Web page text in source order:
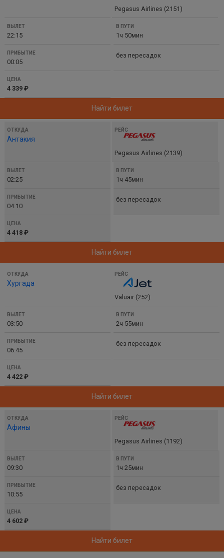
Pegasus Airlines (2151)
22:15 1ч 50мин
00:05
без пересадок
4 339 ₽
Найти билет
Антакия
Pegasus Airlines (2139)
02:25 1ч 45мин
04:10
без пересадок
4 418 ₽
Найти билет
Хургада
Valuair (252)
03:50 2ч 55мин
06:45
без пересадок
4 422 ₽
Найти билет
Афины
Pegasus Airlines (1192)
09:30 1ч 25мин
10:55
без пересадок
4 602 ₽
Найти билет